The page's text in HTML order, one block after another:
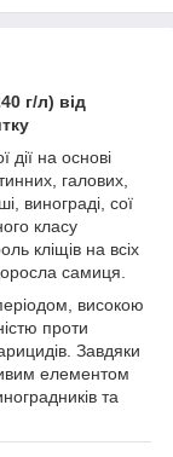
г/л) від
на основі
галових,
винограді, сої
класу
кліщів на всіх
самиця.
високою
проти
Завдяки
елементом
та